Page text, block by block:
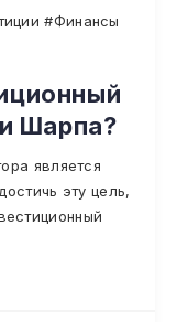
#Финансы
Шарпа?
является
эту цель,